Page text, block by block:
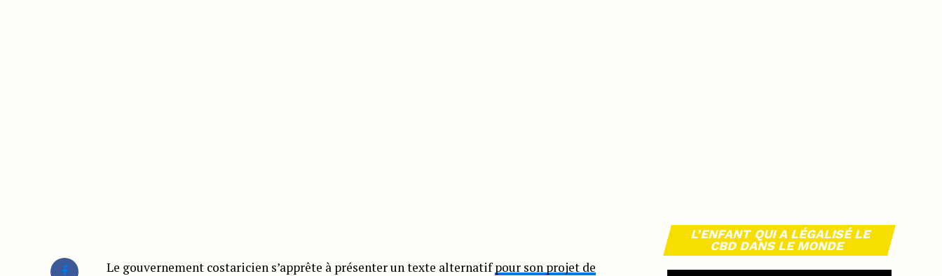
Le gouvernement costaricien s’apprête à présenter un texte alternatifpour son projet de
L’ENFANT QUI A LÉGALISÉ LE
CBD DANS LE MONDE